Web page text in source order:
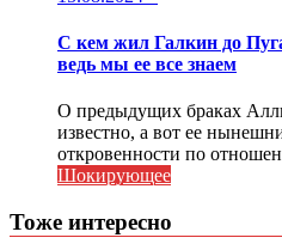
С кем жил Галкин до
ведь мы ее все знаем
О предыдущих браках
известно, а вот ее
откровенности по
Шокирующее
Тоже интересно